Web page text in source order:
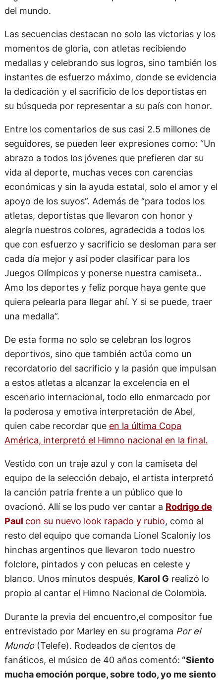
del mundo.
Las secuencias destacan no solo las victorias y los
momentos de gloria, con atletas recibiendo
medallas y celebrando sus logros, sino también los
instantes de esfuerzo máximo, donde se evidencia
la dedicación y el sacrificio de los deportistas en
su búsqueda por representar a su país con honor.
Entre los comentarios de sus casi 2.5 millones de
seguidores, se pueden leer expresiones como: “Un
abrazo a todos los jóvenes que prefieren dar su
vida al deporte, muchas veces con carencias
económicas y sin la ayuda estatal, solo el amor y el
apoyo de los suyos”. Además de “para todos los
atletas, deportistas que llevaron con honor y
alegría nuestros colores, agradecida a todos los
que con esfuerzo y sacrificio se desloman para ser
cada día mejor y así poder clasificar para los
Juegos Olímpicos y ponerse nuestra camiseta..
Amo los deportes y feliz porque haya gente que
quiera pelearla para llegar ahí. Y si se puede, traer
una medalla”.
De esta forma no solo se celebran los logros
deportivos, sino que también actúa como un
recordatorio del sacrificio y la pasión que impulsan
a estos atletas a alcanzar la excelencia en el
escenario internacional, todo ello enmarcado por
la poderosa y emotiva interpretación de Abel,
quien cabe recordar que en la última Copa
América, interpretó el Himno nacional en la final.
Vestido con un traje azul y con la camiseta del
equipo de la selección debajo, el artista interpretó
la canción patria frente a un público que lo
ovacionó. Allí se los pudo ver cantar a Rodrigo de
Paul con su nuevo look rapado y rubio, como al
resto del equipo que comanda Lionel Scaloniy los
hinchas argentinos que llevaron todo nuestro
folclore, pintados y con pelucas en celeste y
blanco. Unos minutos después, Karol G realizó lo
propio al cantar el Himno Nacional de Colombia.
Durante la previa del encuentro,el compositor fue
entrevistado por Marley en su programa Por el
Mundo (Telefe). Rodeados de cientos de
fanáticos, el músico de 40 años comentó: “Siento
mucha emoción porque, sobre todo, yo me siento